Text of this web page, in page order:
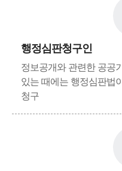
행정심판청구인
정보공개와 관련한 공공
있는 때에는 행정심판법
청구